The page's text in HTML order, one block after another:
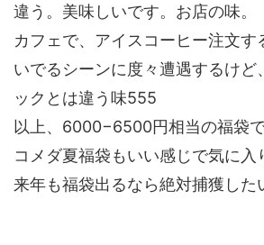
違う。美味しいです。お店の味。
カフェで、アイスコーヒー注文す
いでるシーンに度々遭遇するけど
ックとは違う味555
以上、6000−6500円相当の福袋
コメダ夏福袋もいい感じで気に入
来年も福袋出るなら絶対捕獲した